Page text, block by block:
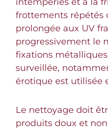
frottements répétés
prolongée aux UV
progressivement le
fixations
surveillée,
érotique est utilisée
Le nettoyage doit
produits doux et